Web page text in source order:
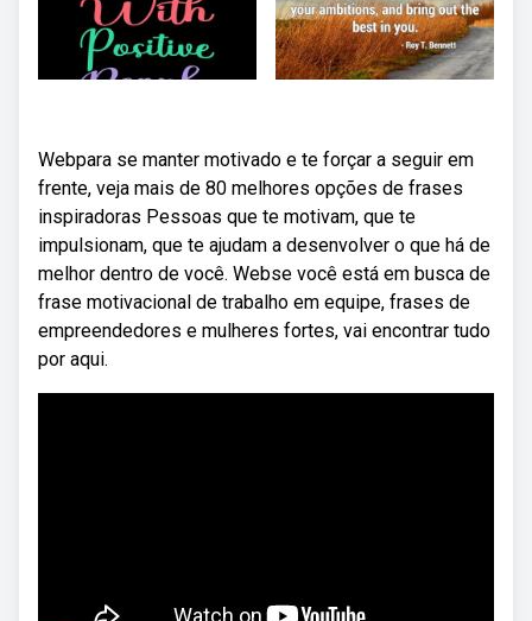
Webpara se manter motivado e te forçar a seguir em
frente, veja mais de 80 melhores opções de frases
inspiradoras Pessoas que te motivam, que te
impulsionam, que te ajudam a desenvolver o que há de
melhor dentro de você. Webse você está em busca de
frase motivacional de trabalho em equipe, frases de
empreendedores e mulheres fortes, vai encontrar tudo
por aqui.